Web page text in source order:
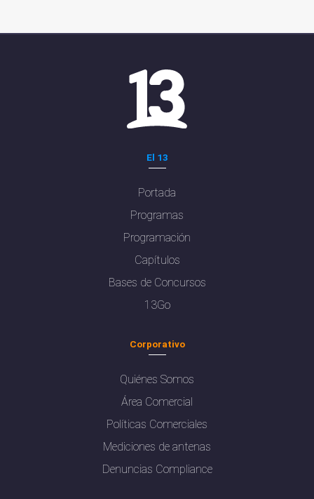
El 13
Portada
Programas
Programación
Capítulos
Bases de Concursos
13Go
Corporativo
Quiénes Somos
Área Comercial
Políticas Comerciales
Mediciones de antenas
Denuncias Compliance